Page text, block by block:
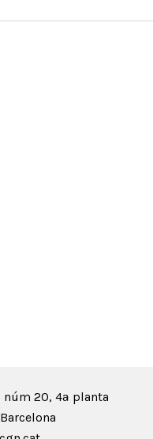
núm 20, 4ª planta